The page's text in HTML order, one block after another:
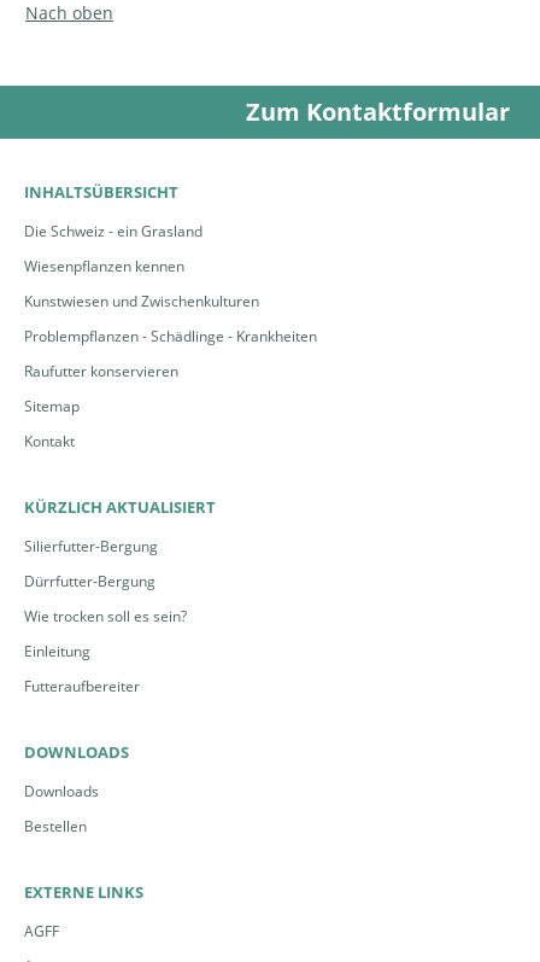
Nach oben
Zum Kontaktformular
INHALTSÜBERSICHT
Die Schweiz - ein Grasland
Wiesenpflanzen kennen
Kunstwiesen und Zwischenkulturen
Problempflanzen - Schädlinge - Krankheiten
Raufutter konservieren
Sitemap
Kontakt
KÜRZLICH AKTUALISIERT
Silierfutter-Bergung
Dürrfutter-Bergung
Wie trocken soll es sein?
Einleitung
Futteraufbereiter
DOWNLOADS
Downloads
Bestellen
EXTERNE LINKS
AGFF